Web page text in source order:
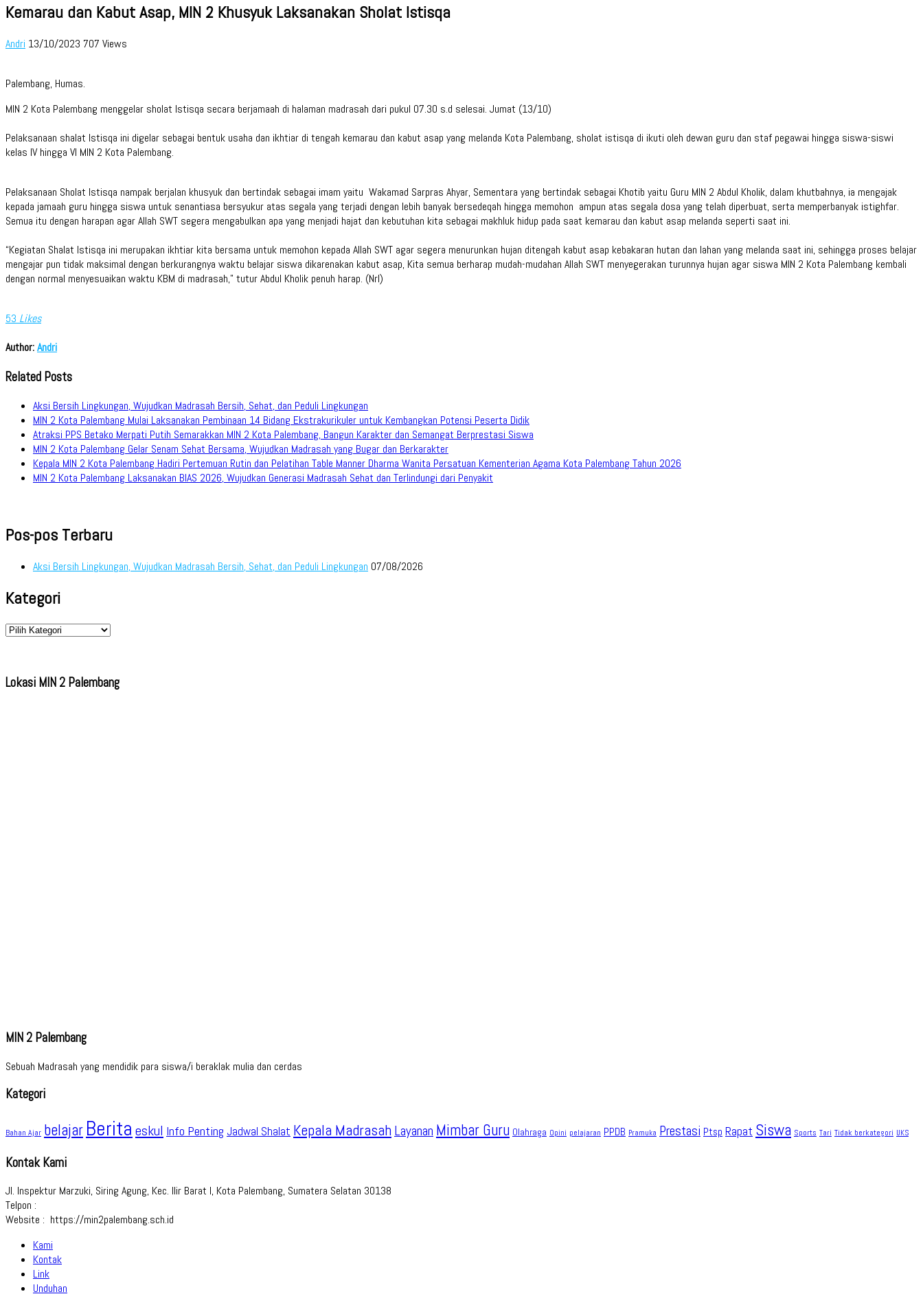
Kemarau dan Kabut Asap, MIN 2 Khusyuk Laksanakan Sholat Istisqa
Andri 13/10/2023 707 Views
Palembang, Humas.
MIN 2 Kota Palembang menggelar sholat Istisqa secara berjamaah di halaman madrasah dari pukul 07.30 s.d selesai. Jumat (13/10)
Pelaksanaan shalat Istisqa ini digelar sebagai bentuk usaha dan ikhtiar di tengah kemarau dan kabut asap yang melanda Kota Palembang, sholat istisqa di ikuti oleh dewan guru dan staf pegawai hingga siswa-siswi
kelas IV hingga VI MIN 2 Kota Palembang.
Pelaksanaan Sholat Istisqa nampak berjalan khusyuk dan bertindak sebagai imam yaitu Wakamad Sarpras Ahyar, Sementara yang bertindak sebagai Khotib yaitu Guru MIN 2 Abdul Kholik, dalam khutbahnya, ia mengajak
kepada jamaah guru hingga siswa untuk senantiasa bersyukur atas segala yang terjadi dengan lebih banyak bersedeqah hingga memohon ampun atas segala dosa yang telah diperbuat, serta memperbanyak istighfar.
Semua itu dengan harapan agar Allah SWT segera mengabulkan apa yang menjadi hajat dan kebutuhan kita sebagai makhluk hidup pada saat kemarau dan kabut asap melanda seperti saat ini.
“Kegiatan Shalat Istisqa ini merupakan ikhtiar kita bersama untuk memohon kepada Allah SWT agar segera menurunkan hujan ditengah kabut asap kebakaran hutan dan lahan yang melanda saat ini, sehingga proses belajar
mengajar pun tidak maksimal dengan berkurangnya waktu belajar siswa dikarenakan kabut asap, Kita semua berharap mudah-mudahan Allah SWT menyegerakan turunnya hujan agar siswa MIN 2 Kota Palembang kembali
dengan normal menyesuaikan waktu KBM di madrasah,” tutur Abdul Kholik penuh harap. (Nrl)
53 Likes
Author:Andri
Related Posts
Aksi Bersih Lingkungan, Wujudkan Madrasah Bersih, Sehat, dan Peduli Lingkungan
MIN 2 Kota Palembang Mulai Laksanakan Pembinaan 14 Bidang Ekstrakurikuler untuk Kembangkan Potensi Peserta Didik
Atraksi PPS Betako Merpati Putih Semarakkan MIN 2 Kota Palembang, Bangun Karakter dan Semangat Berprestasi Siswa
MIN 2 Kota Palembang Gelar Senam Sehat Bersama, Wujudkan Madrasah yang Bugar dan Berkarakter
Kepala MIN 2 Kota Palembang Hadiri Pertemuan Rutin dan Pelatihan Table Manner Dharma Wanita Persatuan Kementerian Agama Kota Palembang Tahun 2026
MIN 2 Kota Palembang Laksanakan BIAS 2026, Wujudkan Generasi Madrasah Sehat dan Terlindungi dari Penyakit
Pos-pos Terbaru
Aksi Bersih Lingkungan, Wujudkan Madrasah Bersih, Sehat, dan Peduli Lingkungan 07/08/2026
Kategori
Kategori
Lokasi MIN 2 Palembang
MIN 2 Palembang
Sebuah Madrasah yang mendidik para siswa/i beraklak mulia dan cerdas
Kategori
Bahan Ajar belajar Berita eskul Info Penting Jadwal Shalat Kepala Madrasah Layanan Mimbar Guru Olahraga Opini pelajaran PPDB Pramuka Prestasi Ptsp Rapat Siswa Sports Tari Tidak berkategori UKS
Kontak Kami
Jl. Inspektur Marzuki, Siring Agung, Kec. Ilir Barat I, Kota Palembang, Sumatera Selatan 30138
Telpon :
Website : https://min2palembang.sch.id
Kami
Kontak
Link
Unduhan